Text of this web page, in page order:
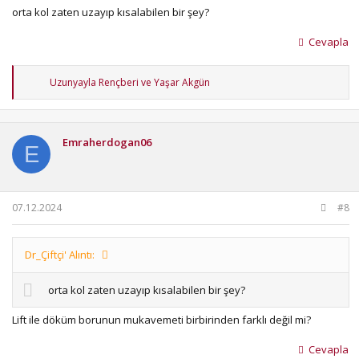
orta kol zaten uzayıp kısalabilen bir şey?
Cevapla
T
p
l
e
Uzunyayla Rençberi ve Yaşar Akgün
E Emraherdogan06
07.12.2024 #8
Dr_Çiftçi' Alıntı:
orta kol zaten uzayıp kısalabilen bir şey?
Lift ile döküm borunun mukavemeti birbirinden farklı değil mi?
Cevapla